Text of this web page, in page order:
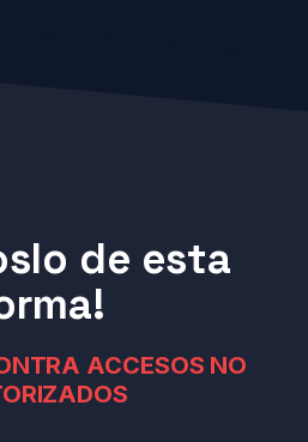
de esta
ACCESOS NO